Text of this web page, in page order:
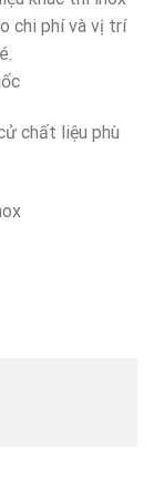
chi phí và vị trí
chất liệu phù